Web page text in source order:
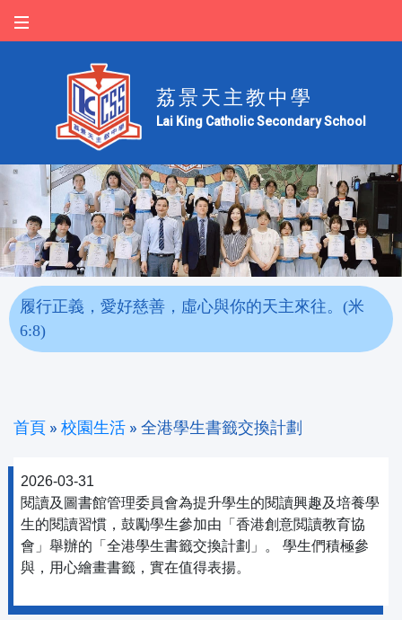
荔景天主教中學
Lai King Catholic Secondary School
履行正義，愛好慈善，虛心與你的天主來往。(米
6:8)
首頁 » 校園生活 » 全港學生書籤交換計劃
2026-03-31
閱讀及圖書館管理委員會為提升學生的閱讀興趣及培養學
生的閱讀習慣，鼓勵學生參加由「香港創意閲讀教育協
會」舉辦的「全港學生書籤交換計劃」。 學生們積極參
與，用心繪畫書籤，實在值得表揚。